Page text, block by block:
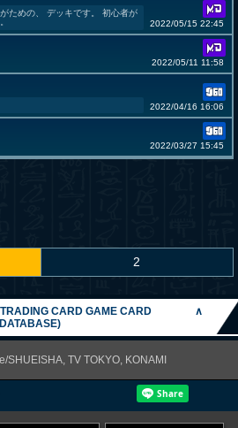
ための、 デッキです。 初心者が
2022/05/15 22:45
2022/05/11 11:58
2022/04/16 16:06
2022/03/27 15:45
2
CARD GAME CARD
DATABASE)
∧
TV TOKYO, KONAMI